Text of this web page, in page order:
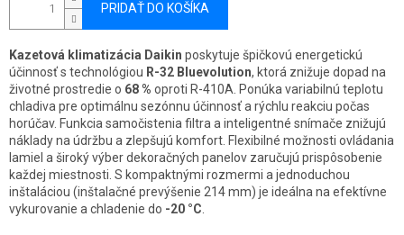
PRIDAŤ DO KOŠÍKA
Kazetová klimatizácia Daikin poskytuje špičkovú energetickú
účinnosť s technológiou R-32 Bluevolution, ktorá znižuje dopad na
životné prostredie o 68 % oproti R-410A. Ponúka variabilnú teplotu
chladiva pre optimálnu sezónnu účinnosť a rýchlu reakciu počas
horúčav. Funkcia samočistenia filtra a inteligentné snímače znižujú
náklady na údržbu a zlepšujú komfort. Flexibilné možnosti ovládania
lamiel a široký výber dekoračných panelov zaručujú prispôsobenie
každej miestnosti. S kompaktnými rozmermi a jednoduchou
inštaláciou (inštalačné prevýšenie 214 mm) je ideálna na efektívne
vykurovanie a chladenie do -20 °C.